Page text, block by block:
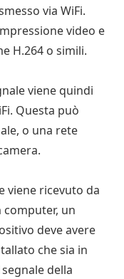
via WiFi.
video e
H.264 o simili.
viene quindi
Questa può
o una rete
viene ricevuto da
un
deve avere
che sia in
della